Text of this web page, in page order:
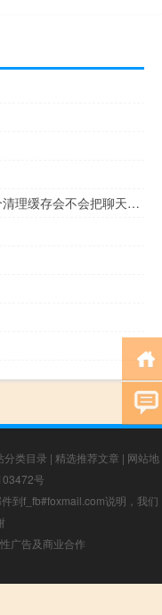
微信缓存清理后有什么影响（微信这个清理缓存会不会把聊天记录清空）
分类目录 | 精选推荐文章 | 网站地
号
到f_fb#foxmail.com说明，我们
广告及商业合作